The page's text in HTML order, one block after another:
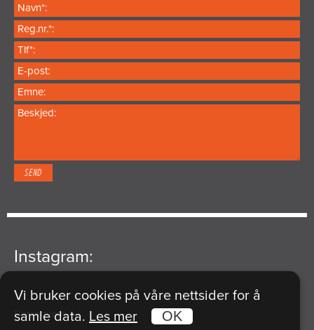
Instagram:
Personvern
Vi bruker cookies på våre nettsider for å
samle data. Les mer OK